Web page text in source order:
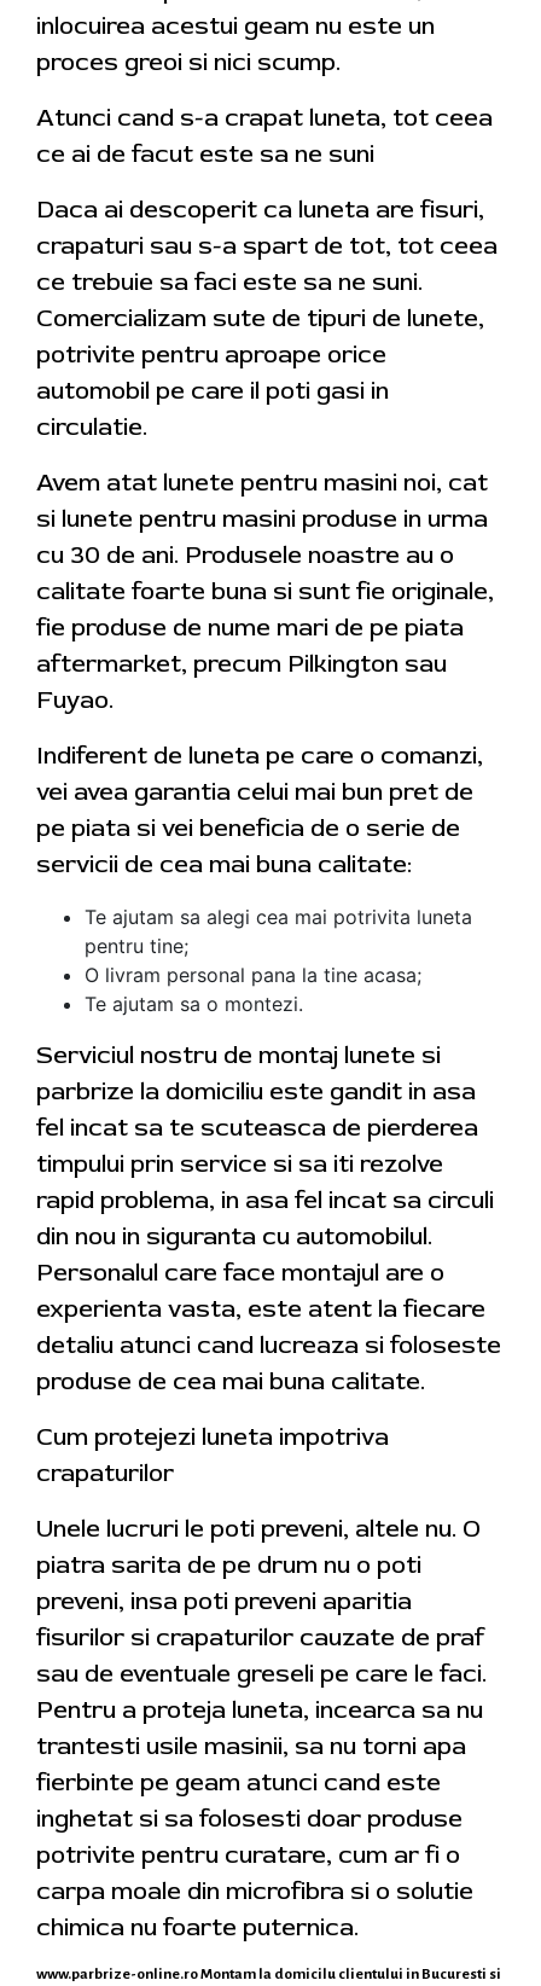
inlocuirea acestui geam nu este un
proces greoi si nici scump.
Atunci cand s-a crapat luneta, tot ceea
ce ai de facut este sa ne suni
Daca ai descoperit ca luneta are fisuri,
crapaturi sau s-a spart de tot, tot ceea
ce trebuie sa faci este sa ne suni.
Comercializam sute de tipuri de lunete,
potrivite pentru aproape orice
automobil pe care il poti gasi in
circulatie.
Avem atat lunete pentru masini noi, cat
si lunete pentru masini produse in urma
cu 30 de ani. Produsele noastre au o
calitate foarte buna si sunt fie originale,
fie produse de nume mari de pe piata
aftermarket, precum Pilkington sau
Fuyao.
Indiferent de luneta pe care o comanzi,
vei avea garantia celui mai bun pret de
pe piata si vei beneficia de o serie de
servicii de cea mai buna calitate:
Te ajutam sa alegi cea mai potrivita luneta
pentru tine;
O livram personal pana la tine acasa;
Te ajutam sa o montezi.
Serviciul nostru de montaj lunete si
parbrize la domiciliu este gandit in asa
fel incat sa te scuteasca de pierderea
timpului prin service si sa iti rezolve
rapid problema, in asa fel incat sa circuli
din nou in siguranta cu automobilul.
Personalul care face montajul are o
experienta vasta, este atent la fiecare
detaliu atunci cand lucreaza si foloseste
produse de cea mai buna calitate.
Cum protejezi luneta impotriva
crapaturilor
Unele lucruri le poti preveni, altele nu. O
piatra sarita de pe drum nu o poti
preveni, insa poti preveni aparitia
fisurilor si crapaturilor cauzate de praf
sau de eventuale greseli pe care le faci.
Pentru a proteja luneta, incearca sa nu
trantesti usile masinii, sa nu torni apa
fierbinte pe geam atunci cand este
inghetat si sa folosesti doar produse
potrivite pentru curatare, cum ar fi o
carpa moale din microfibra si o solutie
chimica nu foarte puternica.
www.parbrize-online.roMontam la domicilu clientului in Bucuresti si